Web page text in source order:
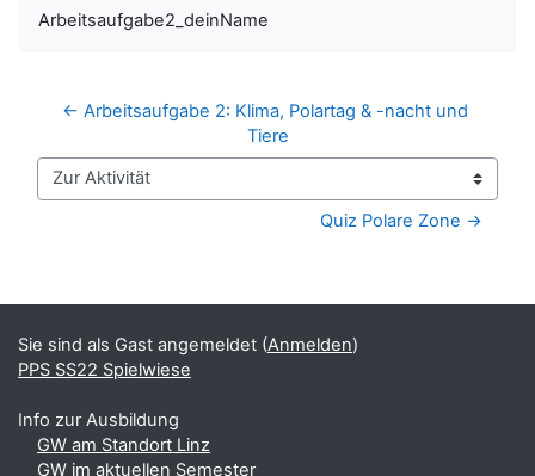
Arbeitsaufgabe2_deinName
← Arbeitsaufgabe 2: Klima, Polartag & -nacht und
Tiere
Zur Aktivität
Quiz Polare Zone →
Ergänzungsblöcke
Sie sind als Gast angemeldet (Anmelden)
PPS SS22 Spielwiese
Info zur Ausbildung
GW am Standort Linz
GW im aktuellen Semester